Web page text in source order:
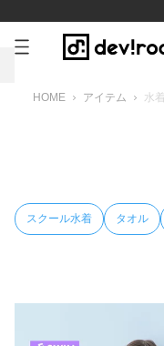
HOME アイテム 水
スクール水着 タオル